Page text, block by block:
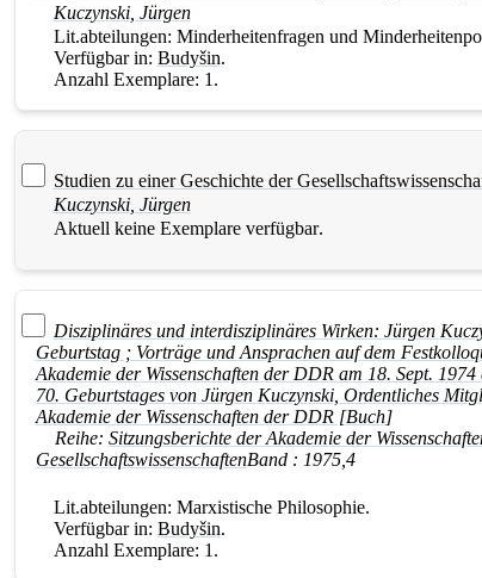
Kuczynski, Jürgen
Lit.abteilungen: Minderheitenfragen und
Verfügbar in: Budyšin.
Anzahl Exemplare: 1.
Studien zu einer Geschichte der
Kuczynski, Jürgen
Aktuell keine Exemplare verfügbar.
Disziplinäres und interdisziplinäres Wirken: Jürgen
Geburtstag ; Vorträge und Ansprachen auf dem
Akademie der Wissenschaften der DDR am 18. Sept. 1974
70. Geburtstages von Jürgen Kuczynski, Ordentliches
Akademie der Wissenschaften der DDR [Buch]
Reihe: Sitzungsberichte der Akademie der
GesellschaftswissenschaftenBand : 1975,4
Lit.abteilungen: Marxistische Philosophie.
Verfügbar in: Budyšin.
Anzahl Exemplare: 1.